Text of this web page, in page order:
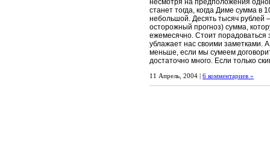
несмотря на предположения
станет тогда, когда Диме сумма в
небольшой. Десять тысяч рублей
осторожный прогноз) сумма,
ежемесячно. Стоит порадоваться
ублажает нас своими заметками.
меньше, если мы сумеем
достаточно много. Если только
11 Апрель, 2004 | 6 комментариев »